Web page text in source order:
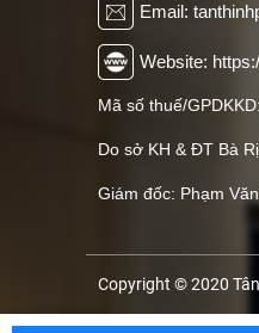
Email:
Website:
Mã số thuế/
Do sở KH & ĐT Bà
Giám đốc: Phạm
Copyright © 2020